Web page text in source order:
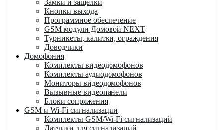
Замки и защелки
Кнопки выхода
Программное обеспечение
GSM модули Домовой NEXT
Турникеты, калитки, ограждения
Доводчики
Домофония
Комплекты видеодомофонов
Комплекты аудиодомофонов
Мониторы видеодомофонов
Вызывные видеопанели
Блоки сопряжения
GSM и Wi-Fi сигнализации
Комплекты GSM/Wi-Fi сигнализаций
Датчики для сигнализаций